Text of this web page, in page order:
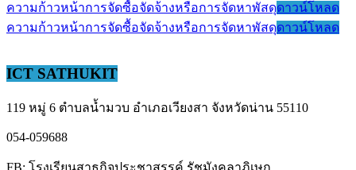
ความก้าวหน้าการจัดซื้อจัดจ้างหรือการจัดหาพัสดุดาวน์โหลด
ความก้าวหน้าการจัดซื้อจัดจ้างหรือการจัดหาพัสดุดาวน์โหลด
ICT SATHUKIT
119 หมู่ 6 ตำบลน้ำมวบ อำเภอเวียงสา จังหวัดน่าน 55110
054-059688
FB: โรงเรียนสาธุกิจประชาสรรค์ รัชมังคลาภิเษก